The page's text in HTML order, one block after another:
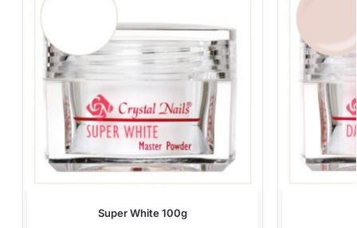
Super White 100g